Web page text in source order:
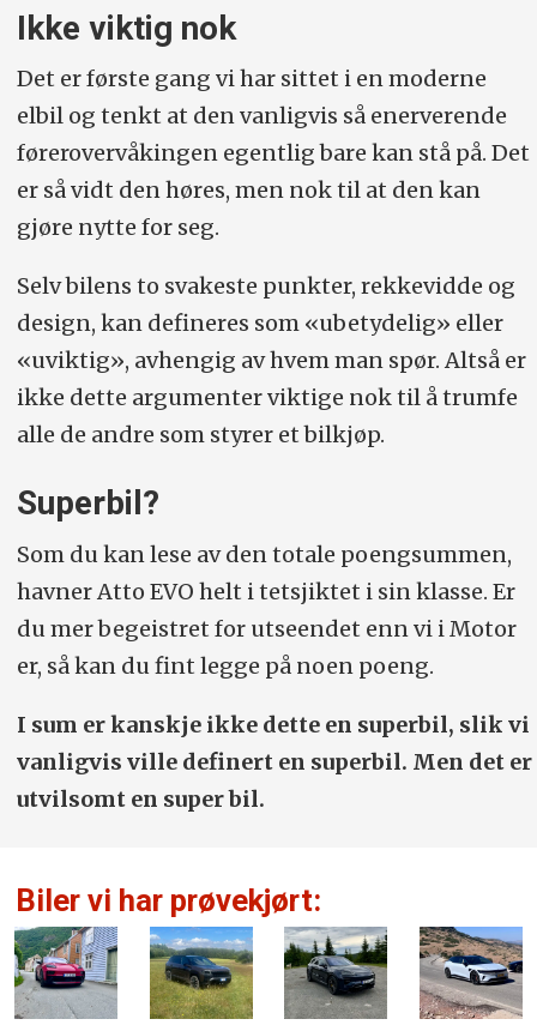
Ikke viktig nok
Det er første gang vi har sittet i en moderne
elbil og tenkt at den vanligvis så enerverende
førerovervåkingen egentlig bare kan stå på. Det
er så vidt den høres, men nok til at den kan
gjøre nytte for seg.
Selv bilens to svakeste punkter, rekkevidde og
design, kan defineres som «ubetydelig» eller
«uviktig», avhengig av hvem man spør. Altså er
ikke dette argumenter viktige nok til å trumfe
alle de andre som styrer et bilkjøp.
Superbil?
Som du kan lese av den totale poengsummen,
havner Atto EVO helt i tetsjiktet i sin klasse. Er
du mer begeistret for utseendet enn vi i Motor
er, så kan du fint legge på noen poeng.
I sum er kanskje ikke dette en superbil, slik vi
vanligvis ville definert en superbil. Men det er
utvilsomt en super bil.
Biler vi har prøvekjørt: